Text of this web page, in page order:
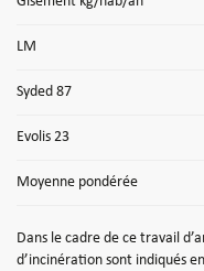
LM
Syded 87
Evolis 23
Moyenne pondérée
Dans le cadre de ce travail
d’incinération sont indiqués